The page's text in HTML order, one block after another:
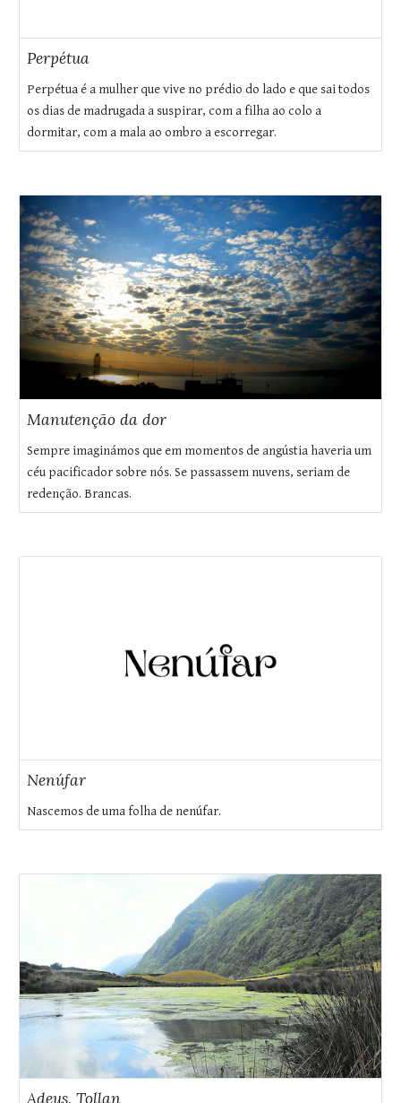
Perpétua
Perpétua é a mulher que vive no prédio do lado e que sai todos
os dias de madrugada a suspirar, com a filha ao colo a
dormitar, com a mala ao ombro a escorregar.
Manutenção da dor
Sempre imaginámos que em momentos de angústia haveria um
céu pacificador sobre nós. Se passassem nuvens, seriam de
redenção. Brancas.
Nenúfar
Nascemos de uma folha de nenúfar.
Adeus, Tollan